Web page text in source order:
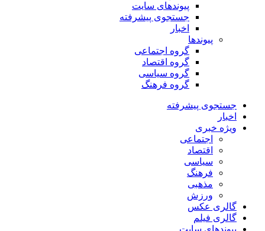
پیوندهای سایت
جستجوی پیشرفته
اخبار
پیوندها
گروه اجتماعی
گروه اقتصاد
گروه سیاسی
گروه فرهنگ
جستجوی پیشرفته
اخبار
ویژه خبری
اجتماعی
اقتصاد
سیاسی
فرهنگ
مذهبی
ورزش
گالری عکس
گالری فیلم
پیوندهای سایت